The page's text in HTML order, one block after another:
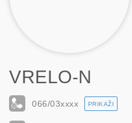
VRELO-N
066/03xxxx PRIKAŽI